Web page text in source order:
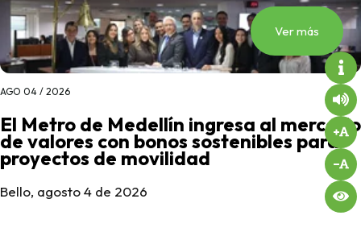
Ver más
AGO 04 / 2026
El Metro de Medellín ingresa al mercado
de valores con bonos sostenibles para
proyectos de movilidad
Bello, agosto 4 de 2026